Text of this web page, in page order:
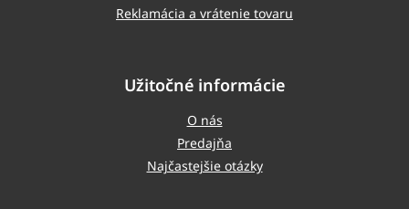
Reklamácia a vrátenie tovaru
Užitočné informácie
O nás
Predajňa
Najčastejšie otázky